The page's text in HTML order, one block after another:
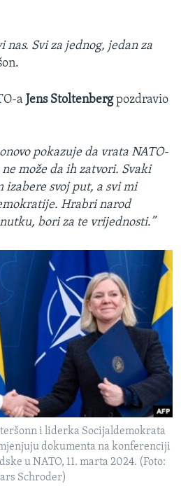
Svi za jednog, jedan za
a Jens Stoltenbergpozdravio
pokazuje da vrata NATO-
može da ih zatvori. Svaki
izabere svoj put, a svi mi
Hrabri narod
bori za te vrijednosti.”
i liderka Socijaldemokrata
dokumenta na konferenciji
u NATO, 11. marta 2024. (Foto:
Schroder)